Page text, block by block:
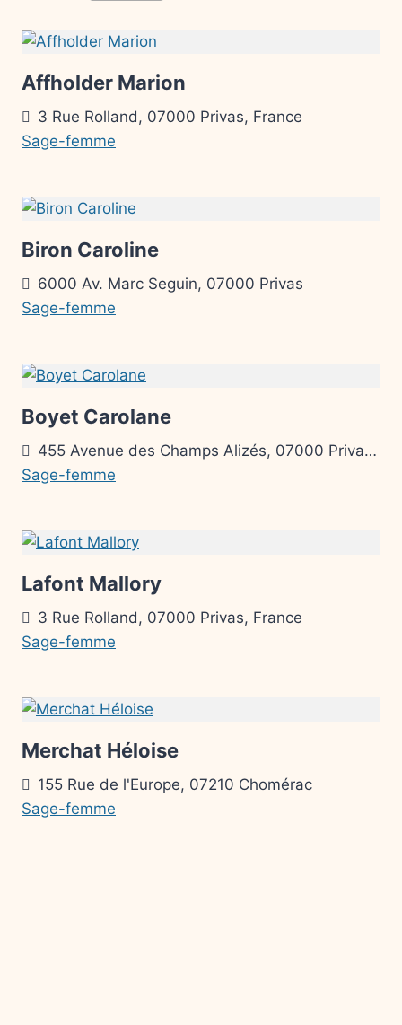
Affholder Marion
3 Rue Rolland, 07000 Privas, France
Sage-femme
Biron Caroline
6000 Av. Marc Seguin, 07000 Privas
Sage-femme
Boyet Carolane
455 Avenue des Champs Alizés, 07000 Privas, France
Sage-femme
Lafont Mallory
3 Rue Rolland, 07000 Privas, France
Sage-femme
Merchat Héloise
155 Rue de l'Europe, 07210 Chomérac
Sage-femme